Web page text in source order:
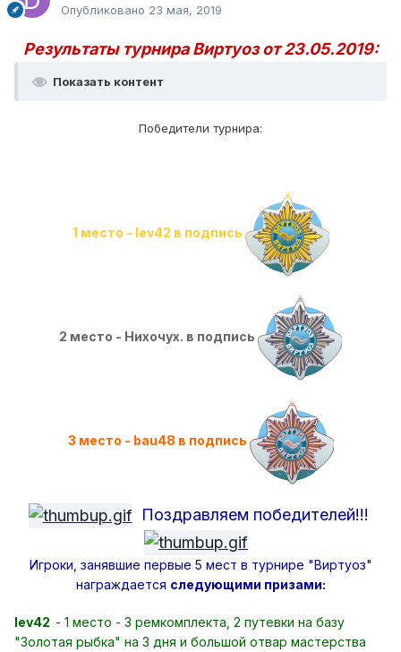
Опубликовано 23 мая, 2019
Результаты турнира Виртуоз от 23.05.2019:
Показать контент
Победители турнира:
1 место - Iev42 в подпись
2 место - Нихочух. в подпись
3 место - bau48 в подпись
Поздравляем победителей!!!
Игроки, занявшие первые 5 мест в турнире "Виртуоз"
награждается следующими призами:
Iev42 - 1 место - 3 ремкомплекта, 2 путевки на базу
"Золотая рыбка" на 3 дня и большой отвар мастерства